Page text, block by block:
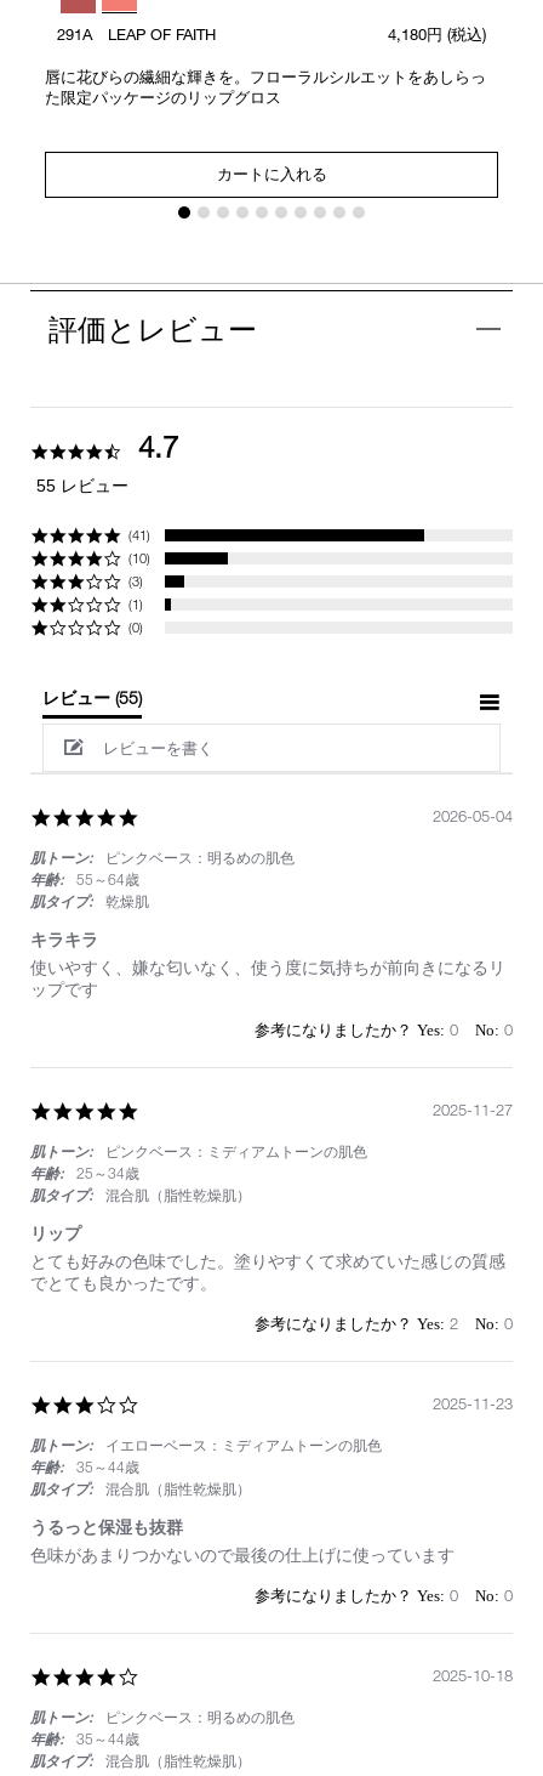
291A LEAP OF FAITH 4,180円 (税込)
唇に花びらの繊細な輝きを。フローラルシルエットをあしらっ
た限定パッケージのリップグロス
カートに入れる
評価とレビュー
4.74.7
55 レビュー
(41)
(10)
(3)
(1)
(0)
レビュー (55)
レビューを書く
rating
肌トーン:
ピンクベース：明るめの肌色
年齢:
55～64歳
肌タイプ:
乾燥肌
キラキラ
Review
by
2026
review
stating
ラ
使いやすく、嫌な匂いなく、使う度に気持ちが前向きになるリ
ップです
2026-05-04
0 0
rating
肌トーン:
ピンクベース：ミディアムトーンの肌色
年齢:
25～34歳
肌タイプ:
混合肌（脂性乾燥肌）
リップ
Review
by
2025
review
stating
とても好みの色味でした。塗りやすくて求めていた感じの質感
でとても良かったです。
2025-11-27
2 0
rating
肌トーン:
イエローベース：ミディアムトーンの肌色
年齢:
35～44歳
肌タイプ:
混合肌（脂性乾燥肌）
うるっと保湿も抜群
Review
Nov
review
っ
保
も
抜
群
色味があまりつかないので最後の仕上げに使っています
2025-11-23
0 0
rating
肌トーン:
ピンクベース：明るめの肌色
年齢:
35～44歳
肌タイプ:
混合肌（脂性乾燥肌）
2025-10-18